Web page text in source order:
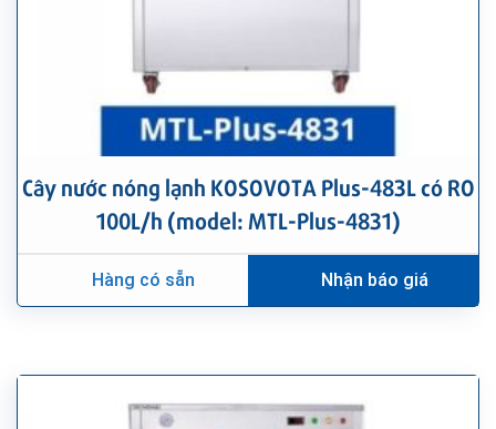
Cây nước nóng lạnh KOSOVOTA Plus-483L có RO
100L/h (model: MTL-Plus-4831)
Hàng có sẵn Nhận báo giá